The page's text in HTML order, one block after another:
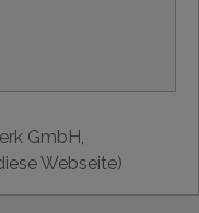
GmbH,
Webseite)